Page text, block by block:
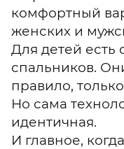
комфортный
женских и
Для детей
спальников.
правило,
Но сама
идентичная.
И главное,